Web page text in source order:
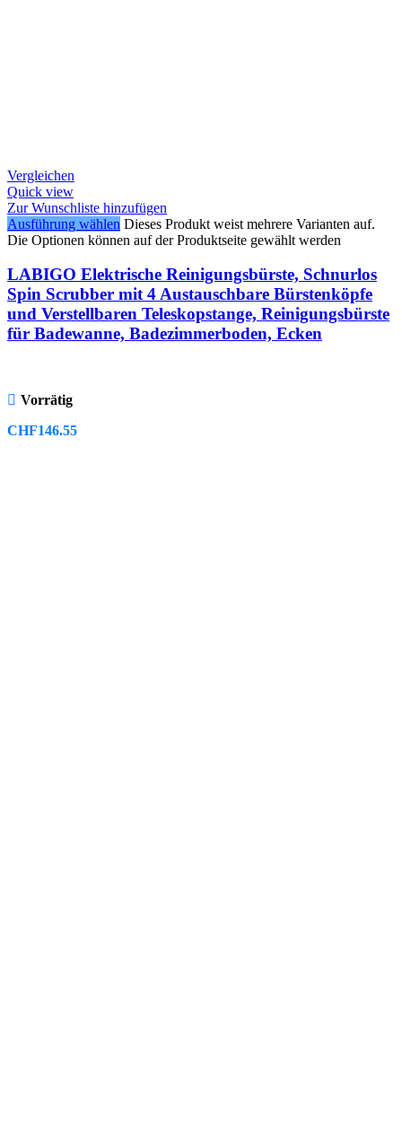
Vergleichen
Quick view
Zur Wunschliste hinzufügen
Ausführung wählen Dieses Produkt weist mehrere Varianten auf.
Die Optionen können auf der Produktseite gewählt werden
LABIGO Elektrische Reinigungsbürste, Schnurlos
Spin Scrubber mit 4 Austauschbare Bürstenköpfe
und Verstellbaren Teleskopstange, Reinigungsbürste
für Badewanne, Badezimmerboden, Ecken
Vorrätig
CHF146.55